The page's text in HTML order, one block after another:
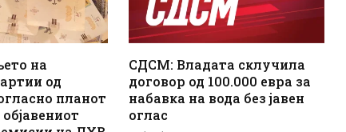
на
од
планот
СДСМ: Владата склучила
договор од 100.000 евра за
набавка на вода без јавен
оглас